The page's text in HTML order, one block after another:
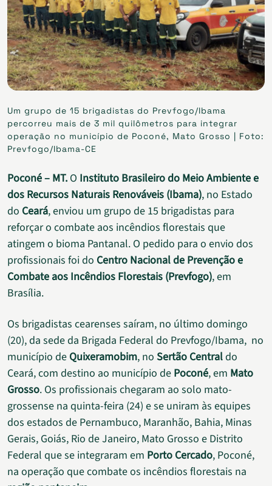
Um grupo de 15 brigadistas do Prevfogo/Ibama
percorreu mais de 3 mil quilômetros para integrar
operação no município de Poconé, Mato Grosso | Foto:
Prevfogo/Ibama-CE
Poconé – MT. O Instituto Brasileiro do Meio Ambiente e
dos Recursos Naturais Renováveis (Ibama), no Estado
do Ceará, enviou um grupo de 15 brigadistas para
reforçar o combate aos incêndios florestais que
atingem o bioma Pantanal. O pedido para o envio dos
profissionais foi do Centro Nacional de Prevenção e
Combate aos Incêndios Florestais (Prevfogo), em
Brasília.
Os brigadistas cearenses saíram, no último domingo
(20), da sede da Brigada Federal do Prevfogo/Ibama, no
município de Quixeramobim, no Sertão Centraldo
Ceará, com destino ao município de Poconé, em Mato
Grosso. Os profissionais chegaram ao solo mato-
grossense na quinta-feira (24) e se uniram às equipes
dos estados de Pernambuco, Maranhão, Bahia, Minas
Gerais, Goiás, Rio de Janeiro, Mato Grosso e Distrito
Federal que se integraram em Porto Cercado, Poconé,
na operação que combate os incêndios florestais na